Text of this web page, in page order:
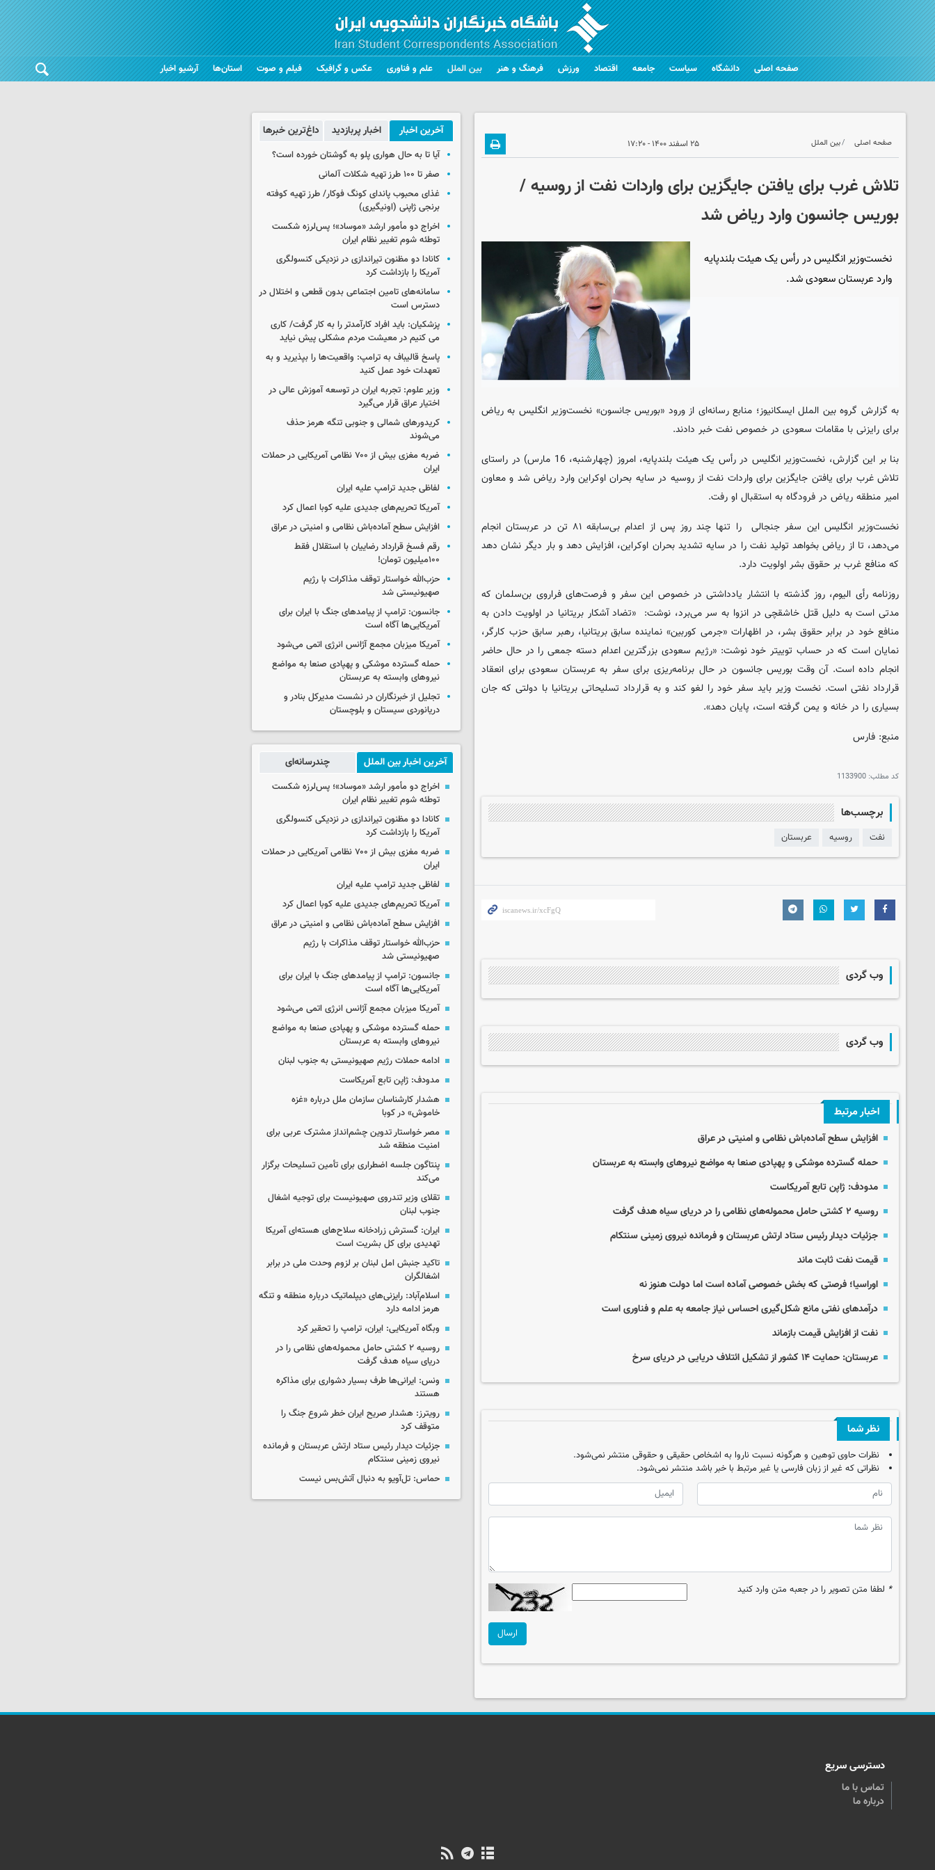
صفحه اصلی دانشگاه سیاست جامعه اقتصاد ورزش فرهنگ و هنر بین الملل علم و فناوری عکس و گرافیک فیلم و صوت استان‌ها آرشیو اخبار
صفحه اصلی بین الملل ۲۵ اسفند ۱۴۰۰ - ۱۷:۲۰
تلاش غرب برای یافتن جایگزین برای واردات نفت از روسیه /
بوریس جانسون وارد ریاض شد
نخست‌وزیر انگلیس در رأس یک هیئت بلندپایه
وارد عربستان سعودی شد.
به گزارش گروه بین الملل ایسکانیوز؛ منابع رسانه‌ای از ورود «بوریس جانسون» نخست‌وزیر انگلیس به ریاض
برای رایزنی با مقامات سعودی در خصوص نفت خبر دادند.
بنا بر این گزارش، نخست‌وزیر انگلیس در رأس یک هیئت بلندپایه، امروز (چهارشنبه، 16 مارس) در راستای
تلاش غرب برای یافتن جایگزین برای واردات نفت از روسیه در سایه بحران اوکراین وارد ریاض شد و معاون
امیر منطقه ریاض در فرودگاه به استقبال او رفت.
نخست‌وزیر انگلیس این سفر جنجالی را تنها چند روز پس از اعدام بی‌سابقه ۸۱ تن در عربستان انجام
می‌دهد، تا از ریاض بخواهد تولید نفت را در سایه تشدید بحران اوکراین، افزایش دهد و بار دیگر نشان دهد
که منافع غرب بر حقوق بشر اولویت دارد.
روزنامه رأی الیوم، روز گذشته با انتشار یادداشتی در خصوص این سفر و فرصت‌های فراروی بن‌سلمان که
مدتی است به دلیل قتل خاشقچی در انزوا به سر می‌برد، نوشت: «تضاد آشکار بریتانیا در اولویت دادن به
منافع خود در برابر حقوق بشر، در اظهارات «جرمی کوربین» نماینده سابق بریتانیا، رهبر سابق حزب کارگر،
نمایان است که در حساب توییتر خود نوشت: «رژیم سعودی بزرگترین اعدام دسته جمعی را در حال حاضر
انجام داده است. آن وقت بوریس جانسون در حال برنامه‌ریزی برای سفر به عربستان سعودی برای انعقاد
قرارداد نفتی است. نخست وزیر باید سفر خود را لغو کند و به قرارداد تسلیحاتی بریتانیا با دولتی که جان
بسیاری را در خانه و یمن گرفته است، پایان دهد».
منبع: فارس
کد مطلب: 1133900
برچسب‌ها
نفت روسیه عربستان
وب گردی
وب گردی
اخبار مرتبط
افزایش سطح آماده‌باش نظامی و امنیتی در عراق
حمله گسترده موشکی و پهپادی صنعا به مواضع نیروهای وابسته به عربستان
مدودف: ژاپن تابع آمریکاست
روسیه ۲ کشتی حامل محموله‌های نظامی را در دریای سیاه هدف گرفت
جزئیات دیدار رئیس ستاد ارتش عربستان و فرمانده نیروی زمینی سنتکام
قیمت نفت ثابت ماند
اوراسیا؛ فرصتی که بخش خصوصی آماده است اما دولت هنوز نه
درآمدهای نفتی مانع شکل‌گیری احساس نیاز جامعه به علم و فناوری است
نفت از افزایش قیمت بازماند
عربستان: حمایت ۱۴ کشور از تشکیل ائتلاف دریایی در دریای سرخ
نظر شما
نظرات حاوی توهین و هرگونه نسبت ناروا به اشخاص حقیقی و حقوقی منتشر نمی‌شود.
نظراتی که غیر از زبان فارسی یا غیر مرتبط با خبر باشد منتشر نمی‌شود.
* لطفا متن تصویر را در جعبه متن وارد کنید
ارسال
آخرین اخبار اخبار پربازدید داغ‌ترین خبرها
آیا تا به حال هواری پلو به گوشتان خورده است؟
صفر تا ۱۰۰ طرز تهیه شکلات آلمانی
غذای محبوب پاندای کونگ فوکار/ طرز تهیه کوفته
برنجی ژاپنی (اونیگیری)
اخراج دو مأمور ارشد «موساد»؛ پس‌لرزه شکست
توطئه شوم تغییر نظام ایران
کانادا دو مظنون تیراندازی در نزدیکی کنسولگری
آمریکا را بازداشت کرد
سامانه‌های تامین اجتماعی بدون قطعی و اختلال در
دسترس است
پزشکیان: باید افراد کارآمدتر را به کار گرفت/ کاری
می کنیم در معیشت مردم مشکلی پیش نیاید
پاسخ قالیباف به ترامپ: واقعیت‌ها را بپذیرید و به
تعهدات خود عمل کنید
وزیر علوم: تجربه ایران در توسعه آموزش عالی در
اختیار عراق قرار می‌گیرد
کریدورهای شمالی و جنوبی تنگه هرمز حذف
می‌شوند
ضربه مغزی بیش از ۷۰۰ نظامی آمریکایی در حملات
ایران
لفاظی جدید ترامپ علیه ایران
آمریکا تحریم‌های جدیدی علیه کوبا اعمال کرد
افزایش سطح آماده‌باش نظامی و امنیتی در عراق
رقم فسخ قرارداد رضاییان با استقلال فقط
۱۰۰میلیون تومان!
حزب‌الله خواستار توقف مذاکرات با رژیم
صهیونیستی شد
جانسون: ترامپ از پیامدهای جنگ با ایران برای
آمریکایی‌ها آگاه است
آمریکا میزبان مجمع آژانس انرژی اتمی می‌شود
حمله گسترده موشکی و پهپادی صنعا به مواضع
نیروهای وابسته به عربستان
تجلیل از خبرنگاران در نشست مدیرکل بنادر و
دریانوردی سیستان و بلوچستان
آخرین اخبار بین الملل چندرسانه‌ای
اخراج دو مأمور ارشد «موساد»؛ پس‌لرزه شکست
توطئه شوم تغییر نظام ایران
کانادا دو مظنون تیراندازی در نزدیکی کنسولگری
آمریکا را بازداشت کرد
ضربه مغزی بیش از ۷۰۰ نظامی آمریکایی در حملات
ایران
لفاظی جدید ترامپ علیه ایران
آمریکا تحریم‌های جدیدی علیه کوبا اعمال کرد
افزایش سطح آماده‌باش نظامی و امنیتی در عراق
حزب‌الله خواستار توقف مذاکرات با رژیم
صهیونیستی شد
جانسون: ترامپ از پیامدهای جنگ با ایران برای
آمریکایی‌ها آگاه است
آمریکا میزبان مجمع آژانس انرژی اتمی می‌شود
حمله گسترده موشکی و پهپادی صنعا به مواضع
نیروهای وابسته به عربستان
ادامه حملات رژیم صهیونیستی به جنوب لبنان
مدودف: ژاپن تابع آمریکاست
هشدار کارشناسان سازمان ملل درباره «غزه‌
خاموش» در کوبا
مصر خواستار تدوین چشم‌انداز مشترک عربی برای
امنیت منطقه شد
پنتاگون جلسه اضطراری برای تأمین تسلیحات برگزار
می‌کند
تقلای وزیر تندروی صهیونیست برای توجیه اشغال
جنوب لبنان
ایران: گسترش زرادخانه سلاح‌های هسته‌ای آمریکا
تهدیدی برای کل بشریت است
تاکید جنبش امل لبنان بر لزوم وحدت ملی در برابر
اشغالگران
اسلام‌آباد: رایزنی‌های دیپلماتیک درباره منطقه و تنگه
هرمز ادامه دارد
وبگاه آمریکایی: ایران، ترامپ را تحقیر کرد
روسیه ۲ کشتی حامل محموله‌های نظامی را در
دریای سیاه هدف گرفت
ونس: ایرانی‌ها طرف بسیار دشواری برای مذاکره
هستند
رویترز: هشدار صریح ایران خطر شروع جنگ را
متوقف کرد
جزئیات دیدار رئیس ستاد ارتش عربستان و فرمانده
نیروی زمینی سنتکام
حماس: تل‌آویو به دنبال آتش‌بس نیست
دسترسی سریع
تماس با ما
درباره ما